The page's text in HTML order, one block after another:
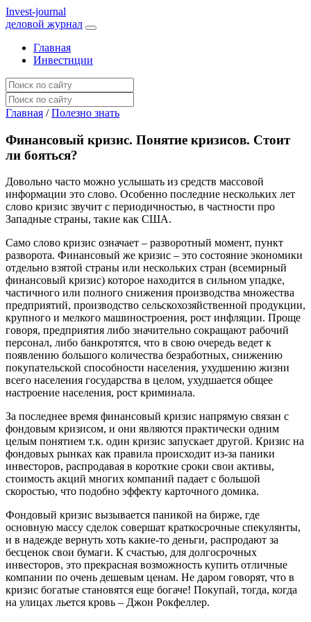
Invest-journal
деловой журнал
Главная
Инвестиции
Главная / Полезно знать
Финансовый кризис. Понятие кризисов. Стоит
ли бояться?
Довольно часто можно услышать из средств массовой
информации это слово. Особенно последние нескольких лет
слово кризис звучит с периодичностью, в частности про
Западные страны, такие как США.
Само слово кризис означает – разворотный момент, пункт
разворота. Финансовый же кризис – это состояние экономики
отдельно взятой страны или нескольких стран (всемирный
финансовый кризис) которое находится в сильном упадке,
частичного или полного снижения производства множества
предприятий, производство сельскохозяйственной продукции,
крупного и мелкого машиностроения, рост инфляции. Проще
говоря, предприятия либо значительно сокращают рабочий
персонал, либо банкротятся, что в свою очередь ведет к
появлению большого количества безработных, снижению
покупательской способности населения, ухудшению жизни
всего населения государства в целом, ухудшается общее
настроение населения, рост криминала.
За последнее время финансовый кризис напрямую связан с
фондовым кризисом, и они являются практически одним
целым понятием т.к. один кризис запускает другой. Кризис на
фондовых рынках как правила происходит из-за паники
инвесторов, распродавая в короткие сроки свои активы,
стоимость акций многих компаний падает с большой
скоростью, что подобно эффекту карточного домика.
Фондовый кризис вызывается паникой на бирже, где
основную массу сделок совершат краткосрочные спекулянты,
и в надежде вернуть хоть какие-то деньги, распродают за
бесценок свои бумаги. К счастью, для долгосрочных
инвесторов, это прекрасная возможность купить отличные
компании по очень дешевым ценам. Не даром говорят, что в
кризис богатые становятся еще богаче! Покупай, тогда, когда
на улицах льется кровь – Джон Рокфеллер.